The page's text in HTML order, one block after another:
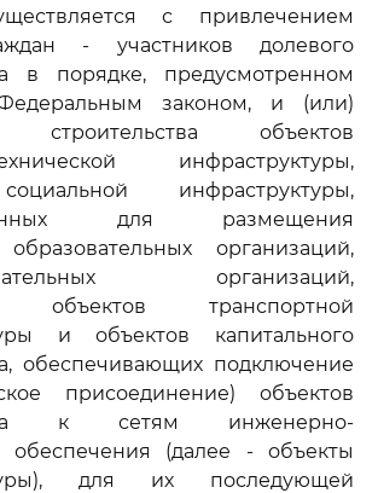
с привлечением
- участников долевого
в порядке, предусмотренном
законом, и (или)
строительства объектов
инфраструктуры,
инфраструктуры,
для размещения
организаций,
организаций,
объектов транспортной
и объектов капитального
обеспечивающих подключение
присоединение) объектов
к сетям инженерно-
обеспечения (далее - объекты
для их последующей